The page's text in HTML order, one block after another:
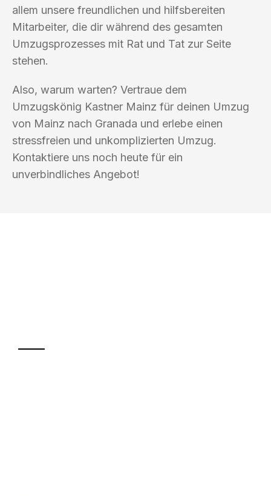
allem unsere freundlichen und hilfsbereiten
Mitarbeiter, die dir während des gesamten
Umzugsprozesses mit Rat und Tat zur Seite
stehen.
Also, warum warten? Vertraue dem
Umzugskönig Kastner Mainz für deinen Umzug
von Mainz nach Granada und erlebe einen
stressfreien und unkomplizierten Umzug.
Kontaktiere uns noch heute für ein
unverbindliches Angebot!